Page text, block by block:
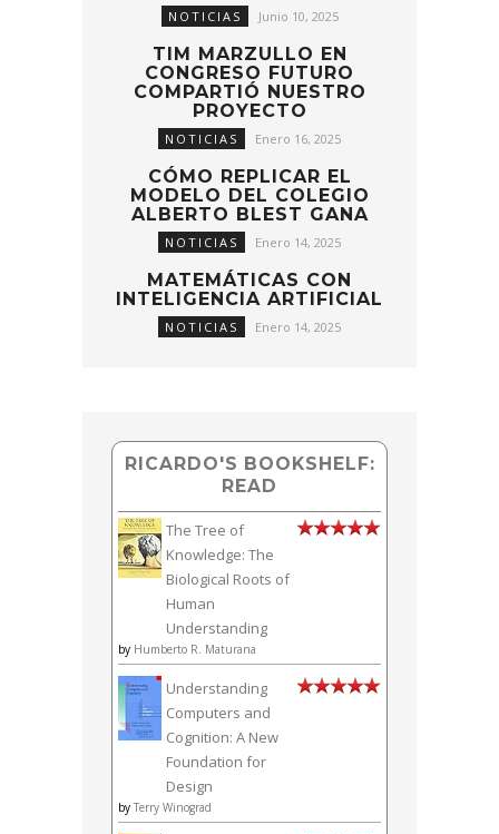
NOTICIAS Junio 10, 2025
TIM MARZULLO EN
CONGRESO FUTURO
COMPARTIÓ NUESTRO
PROYECTO
NOTICIAS Enero 16, 2025
CÓMO REPLICAR EL
MODELO DEL COLEGIO
ALBERTO BLEST GANA
NOTICIAS Enero 14, 2025
MATEMÁTICAS CON
INTELIGENCIA ARTIFICIAL
NOTICIAS Enero 14, 2025
RICARDO'S BOOKSHELF:
READ
The Tree of
Knowledge: The
Biological Roots of
Human
Understanding
by Humberto R. Maturana
Understanding
Computers and
Cognition: A New
Foundation for
Design
by Terry Winograd